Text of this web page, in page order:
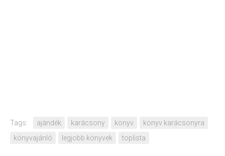
Tags: ajándék karácsony könyv
könyv karácsonyra
könyvajánló
legjobb könyvek toplista